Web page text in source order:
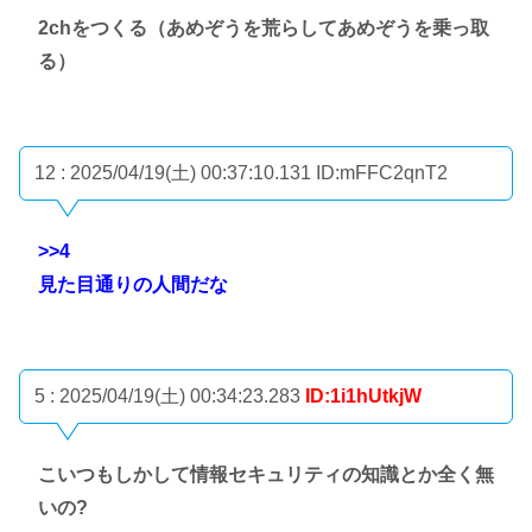
2chをつくる（あめぞうを荒らしてあめぞうを乗っ取
る）
12 : 2025/04/19(土) 00:37:10.131 ID:mFFC2qnT2
>>4
見た目通りの人間だな
5 : 2025/04/19(土) 00:34:23.283 ID:1i1hUtkjW
こいつもしかして情報セキュリティの知識とか全く無
いの?